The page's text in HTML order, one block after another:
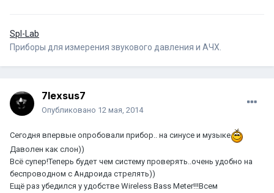
Spl-Lab
Приборы для измерения звукового давления и АЧХ.
7lexsus7
Опубликовано 12 мая, 2014
Сегодня впервые опробовали прибор.. на синусе и музыке
Даволен как слон))
Всё супер!Теперь будет чем систему проверять..очень удобно на
беспроводном с Андроида стрелять))
Ещё раз убедился у удобстве Wireless Bass Meter!!!Всем